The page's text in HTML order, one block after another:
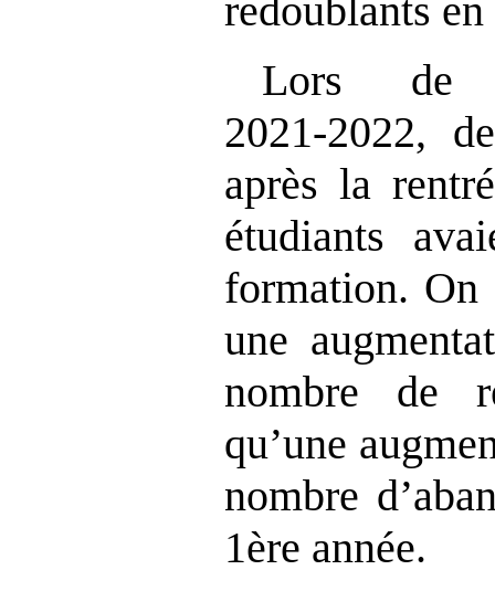
redoublants en
Lors de
2021‑2022,
après la
étudiants
formation. On
une
nombre de
qu’une
nombre
1ère année.